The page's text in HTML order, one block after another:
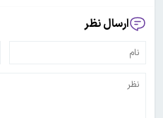
ارسال نظر